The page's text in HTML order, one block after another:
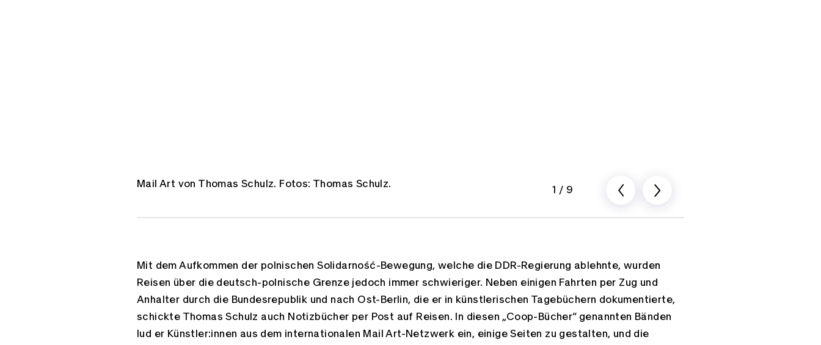
Mail Art von Thomas Schulz. Fotos: Thomas Schulz.
1 / 9
Mit dem Aufkommen der polnischen Solidarność-Bewegung, welche die DDR-Regierung ablehnte, wurden
Reisen über die deutsch-polnische Grenze jedoch immer schwieriger. Neben einigen Fahrten per Zug und
Anhalter durch die Bundesrepublik und nach Ost-Berlin, die er in künstlerischen Tagebüchern dokumentierte,
schickte Thomas Schulz auch Notizbücher per Post auf Reisen. In diesen „Coop-Bücher“ genannten Bänden
lud er Künstler:innen aus dem internationalen Mail Art-Netzwerk ein, einige Seiten zu gestalten, und die